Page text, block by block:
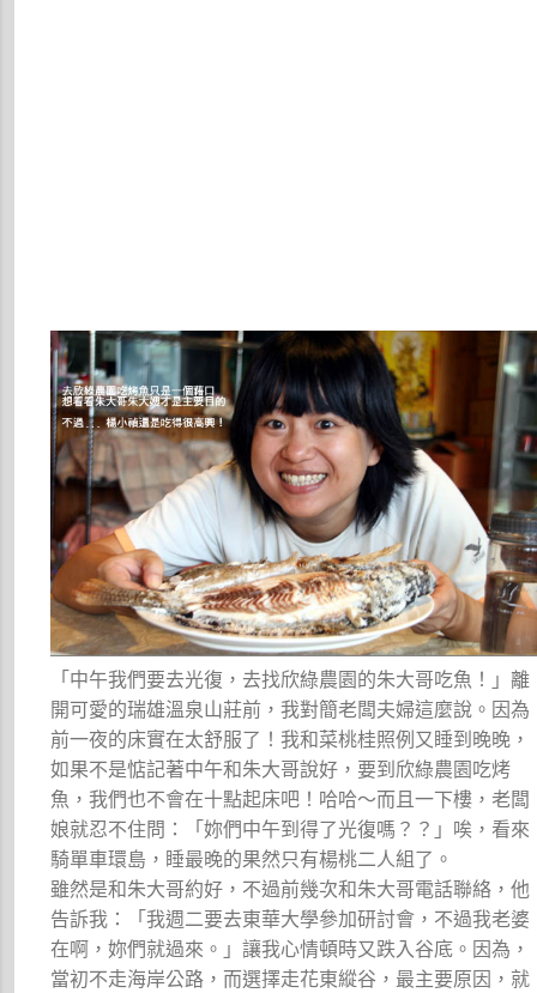
「中午我們要去光復，去找欣綠農園的朱大哥吃魚！」離
開可愛的瑞雄溫泉山莊前，我對簡老闆夫婦這麼說。因為
前一夜的床實在太舒服了！我和菜桃桂照例又睡到晚晚，
如果不是惦記著中午和朱大哥說好，要到欣綠農園吃烤
魚，我們也不會在十點起床吧！哈哈～而且一下樓，老闆
娘就忍不住問：「妳們中午到得了光復嗎？？」唉，看來
騎單車環島，睡最晚的果然只有楊桃二人組了。
雖然是和朱大哥約好，不過前幾次和朱大哥電話聯絡，他
告訴我：「我週二要去東華大學參加研討會，不過我老婆
在啊，妳們就過來。」讓我心情頓時又跌入谷底。因為，
當初不走海岸公路，而選擇走花東縱谷，最主要原因，就